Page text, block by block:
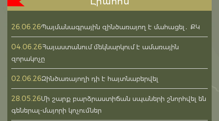
26.06.26Պայմանագրային զինծառայող է մահացել․ ՔԿ
04.06.26Հայաստանում մեկնարկում է ամառային
զորակոչը
02.06.26Զինծառայողի դի է հայտնաբերվել
28.05.26Մի շարք բարձրաստիճան սպաների շնորհվել են
գեներալ-մայորի կոչումներ